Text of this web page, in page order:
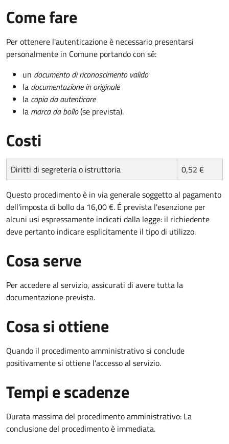
Come fare
Per ottenere l'autenticazione è necessario presentarsi
personalmente in Comune portando con sé:
un documento di riconoscimento valido
la documentazione in originale
la copia da autenticare
la marca da bollo(se prevista).
Costi
Diritti di segreteria o istruttoria 0,52 €
Questo procedimento è in via generale soggetto al pagamento
dell'imposta di bollo da 16,00 €. É prevista l'esenzione per
alcuni usi espressamente indicati dalla legge: il richiedente
deve pertanto indicare esplicitamente il tipo di utilizzo.
Cosa serve
Per accedere al servizio, assicurati di avere tutta la
documentazione prevista.
Cosa si ottiene
Quando il procedimento amministrativo si conclude
positivamente si ottiene l'accesso al servizio.
Tempi e scadenze
Durata massima del procedimento amministrativo: La
conclusione del procedimento è immediata.